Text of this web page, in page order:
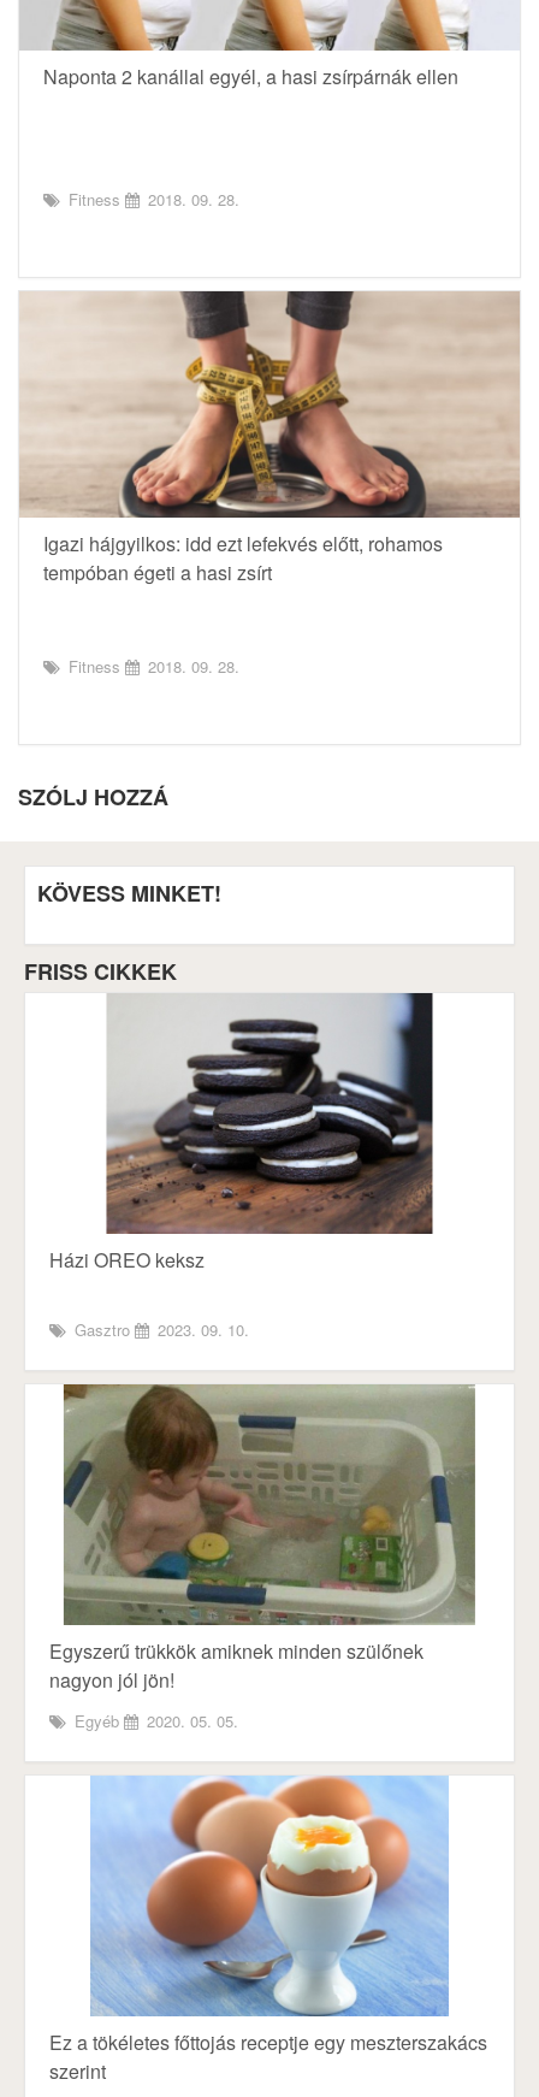
Naponta 2 kanállal egyél, a hasi zsírpárnák ellen
Fitness 2018. 09. 28.
Igazi hájgyilkos: idd ezt lefekvés előtt, rohamos
tempóban égeti a hasi zsírt
Fitness 2018. 09. 28.
SZÓLJ HOZZÁ
KÖVESS MINKET!
FRISS CIKKEK
Házi OREO keksz
Gasztro 2023. 09. 10.
Egyszerű trükkök amiknek minden szülőnek
nagyon jól jön!
Egyéb 2020. 05. 05.
Ez a tökéletes főttojás receptje egy meszterszakács
szerint